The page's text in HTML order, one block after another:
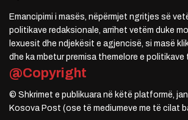
Emancipimi i masës, nëpërmjet ngritjes së
politikave redaksionale, arrihet vetëm duke
lexuesit dhe ndjekësit e agjencisë, si masë
dhe ka mbetur premisa themelore e politikave
@Copyright
© Shkrimet e publikuara në këtë platformë,
Kosova Post (ose të mediumeve me të cilat